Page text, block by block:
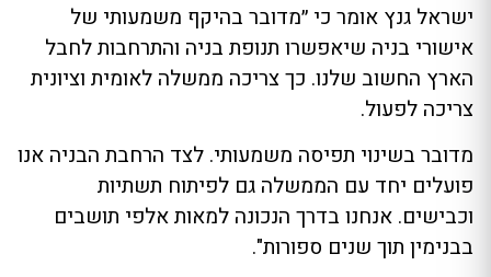
ישראל גנץ אומר כי ״מדובר בהיקף משמעותי של
אישורי בניה שיאפשרו תנופת בניה והתרחבות לחבל
הארץ החשוב שלנו. כך צריכה ממשלה לאומית וציונית
צריכה לפעול.
מדובר בשינוי תפיסה משמעותי. לצד הרחבת הבניה אנו
פועלים יחד עם הממשלה גם לפיתוח תשתיות
וכבישים. אנחנו בדרך הנכונה למאות אלפי תושבים
בבנימין תוך שנים ספורות".